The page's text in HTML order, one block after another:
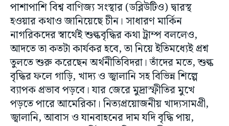
পাশাপাশি বিশ্ব বাণিজ্য সংস্থার (ডব্লিউটিও) দ্বারস্থ
হওয়ার কথাও জানিয়েছে চীন। সাধারণ মার্কিন
নাগরিকদের স্বার্থেই শুল্কবৃদ্ধির কথা ট্রাম্প বললেও,
আদতে তা কতটা কার্যকর হবে, তা নিয়ে ইতিমধ্যেই প্রশ্ন
তুলতে শুরু করেছেন অর্থনীতিবিদরা। তাঁদের মতে, শুল্ক
বৃদ্ধির ফলে গাড়ি, খাদ্য ও জ্বালানি সহ বিভিন্ন শিল্পে
ব্যাপক প্রভাব পড়বে। যার জেরে মুদ্রাস্ফীতির মুখে
পড়তে পারে আমেরিকা। নিত্যপ্রয়োজনীয় খাদ্যসামগ্রী,
জ্বালানি, আবাস ও যানবাহনের দাম যদি বৃদ্ধি পায়,